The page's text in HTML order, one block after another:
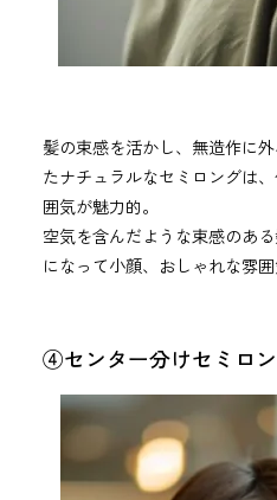
髪の束感を活かし、無造作に
たナチュラルなセミロングは
囲気が魅力的。
空気を含んだような束感のあ
になって小顔、おしゃれな雰
④センター分けセミロ